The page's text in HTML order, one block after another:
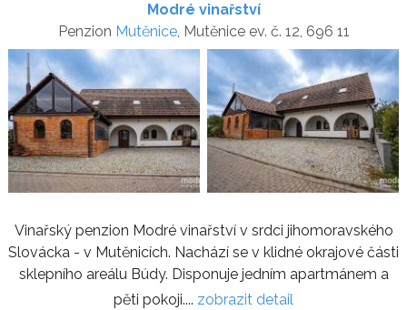
Modré vinařství
Penzion Mutěnice, Mutěnice ev. č. 12, 696 11
Vinařský penzion Modré vinařství v srdci jihomoravského
Slovácka - v Mutěnicích. Nachází se v klidné okrajové části
sklepního areálu Búdy. Disponuje jedním apartmánem a
pěti pokoji.... zobrazit detail